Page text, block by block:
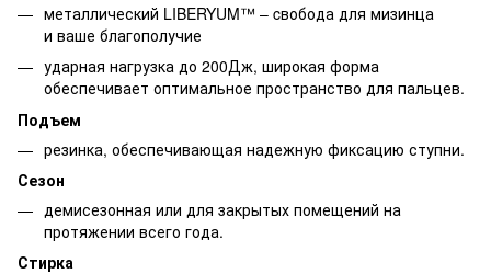
металлический LIBERYUM™ – cвобода для мизинца
и ваше благополучие
ударная нагрузка до 200Дж, широкая форма
обеспечивает оптимальное пространство для пальцев.
Подъем
резинка, обеспечивающая надежную фиксацию ступни.
Сезон
демисезонная или для закрытых помещений на
протяжении всего года.
Стирка